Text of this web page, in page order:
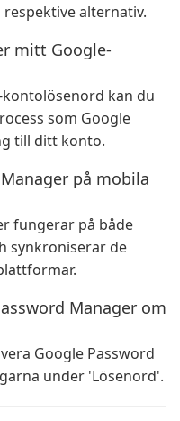
alternativ.
mitt Google-
kan du
som Google
till ditt konto.
på mobila
fungerar på både
synkroniserar de
Manager om
Google Password
under 'Lösenord'.